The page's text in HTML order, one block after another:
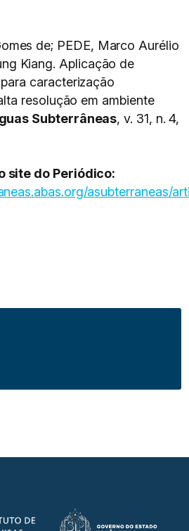
de; PEDE, Marco Aurélio
Kiang. Aplicação de
caracterização
resolução em ambiente
Subterrâneas, v. 31, n. 4,
site do Periódico:
asubterraneas/